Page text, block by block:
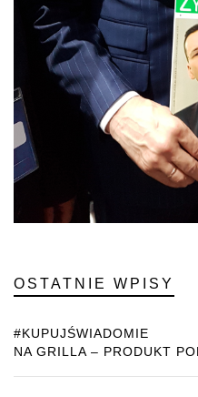
OSTATNIE WPISY
#KUPUJŚWIADOMIE
NA GRILLA – PRODUKT